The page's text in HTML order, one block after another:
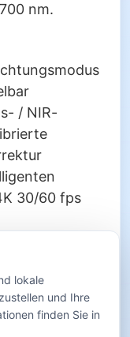
nm.
/ NIR-
30/60 fps
lokale
und Ihre
finden Sie in